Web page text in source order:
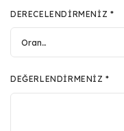
DERECELENDIRMENIZ *
DEĞERLENDIRMENIZ*